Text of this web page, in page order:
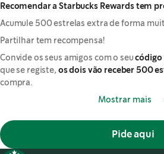
Recomendar a Starbucks Rewards tem
Acumule 500 estrelas extra de forma
Partilhar tem recompensa!
Convide os seus amigos com o seucódigo
que se registe, os dois vão receber 500
compra.
Mostrar mais
Pide aqui